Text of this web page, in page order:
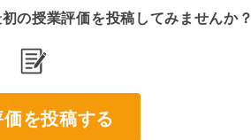
の授業評価を投稿してみませんか？
を投稿する